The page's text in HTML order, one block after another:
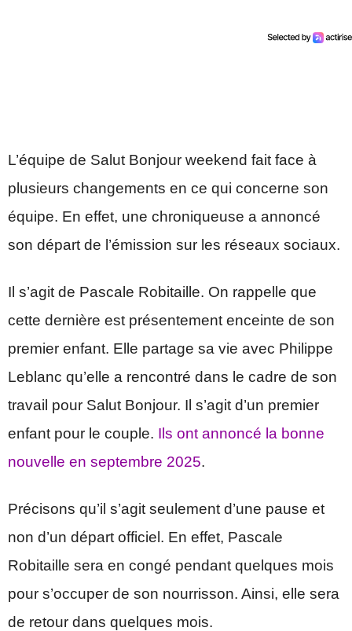
L’équipe de Salut Bonjour weekend fait face à
plusieurs changements en ce qui concerne son
équipe. En effet, une chroniqueuse a annoncé
son départ de l’émission sur les réseaux sociaux.
Il s’agit de Pascale Robitaille. On rappelle que
cette dernière est présentement enceinte de son
premier enfant. Elle partage sa vie avec Philippe
Leblanc qu’elle a rencontré dans le cadre de son
travail pour Salut Bonjour. Il s’agit d’un premier
enfant pour le couple. Ils ont annoncé la bonne
nouvelle en septembre 2025.
Précisons qu’il s’agit seulement d’une pause et
non d’un départ officiel. En effet, Pascale
Robitaille sera en congé pendant quelques mois
pour s’occuper de son nourrisson. Ainsi, elle sera
de retour dans quelques mois.